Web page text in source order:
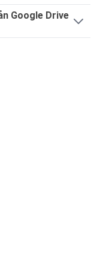
Google Drive